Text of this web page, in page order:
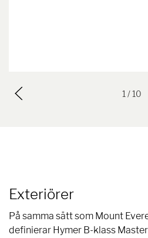
1 / 10
Exteriörer
På samma sätt som Mount
definierar Hymer B-klass